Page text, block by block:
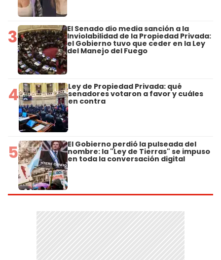
3 El Senado dio media sanción a la
Inviolabilidad de la Propiedad Privada:
el Gobierno tuvo que ceder en la Ley
del Manejo del Fuego
4 Ley de Propiedad Privada: qué
senadores votaron a favor y cuáles
en contra
5 El Gobierno perdió la pulseada del
nombre: la "Ley de Tierras" se impuso
en toda la conversación digital